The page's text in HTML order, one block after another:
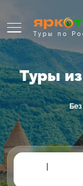
Туры по
Туры
|